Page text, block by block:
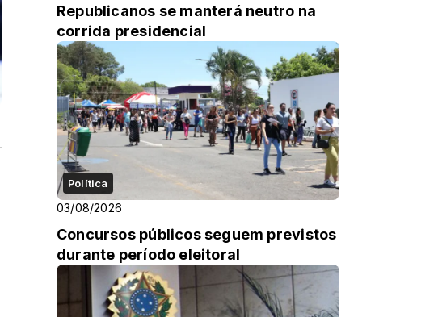
Republicanos se manterá neutro na
corrida presidencial
Política
03/08/2026
Concursos públicos seguem previstos
durante período eleitoral